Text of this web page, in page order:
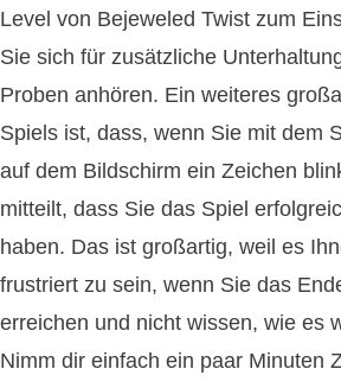
Level von Bejeweled Twist zum
Sie sich für zusätzliche
Proben anhören. Ein weiteres
Spiels ist, dass, wenn Sie mit dem
auf dem Bildschirm ein Zeichen
mitteilt, dass Sie das Spiel
haben. Das ist großartig, weil es
frustriert zu sein, wenn Sie das
erreichen und nicht wissen, wie es
Nimm dir einfach ein paar Minuten